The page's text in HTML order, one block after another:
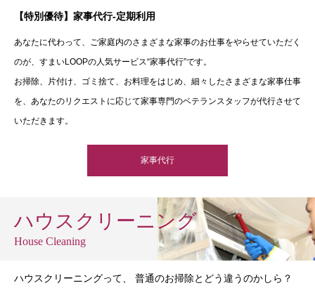
【特別優待】家事代行-定期利用
あなたに代わって、ご家庭内のさまざまな家事のお仕事をやらせていただく
のが、すまいLOOPの人気サービス“家事代行”です。
お掃除、片付け、ゴミ捨て、お料理をはじめ、細々したさまざまな家事仕事
を、あなたのリクエストに応じて家事専門のベテランスタッフが代行させて
いただきます。
家事代行
ハウスクリーニング
House Cleaning
ハウスクリーニングって、 普通のお掃除とどう違うのかしら？